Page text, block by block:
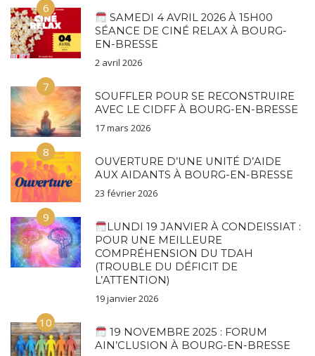
6
SAMEDI 4 AVRIL 2026 À 15H00
SÉANCE DE CINÉ RELAX À BOURG-
EN-BRESSE
2 avril 2026
7
SOUFFLER POUR SE RECONSTRUIRE
AVEC LE CIDFF À BOURG-EN-BRESSE
17 mars 2026
8
OUVERTURE D’UNE UNITÉ D’AIDE
AUX AIDANTS À BOURG-EN-BRESSE
23 février 2026
9
LUNDI 19 JANVIER À CONDEISSIAT :
POUR UNE MEILLEURE
COMPRÉHENSION DU TDAH
(TROUBLE DU DÉFICIT DE
L’ATTENTION)
19 janvier 2026
10
19 NOVEMBRE 2025 : FORUM
AIN’CLUSION À BOURG-EN-BRESSE